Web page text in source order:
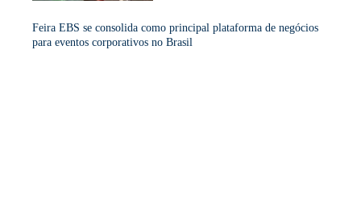
Feira EBS se consolida como principal plataforma de negócios
para eventos corporativos no Brasil